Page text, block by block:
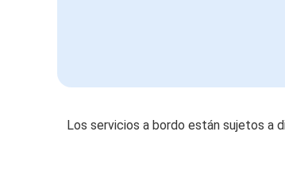
Los servicios a bordo están sujetos a